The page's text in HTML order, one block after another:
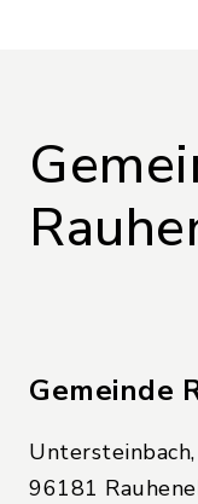
Gemeinde
96181